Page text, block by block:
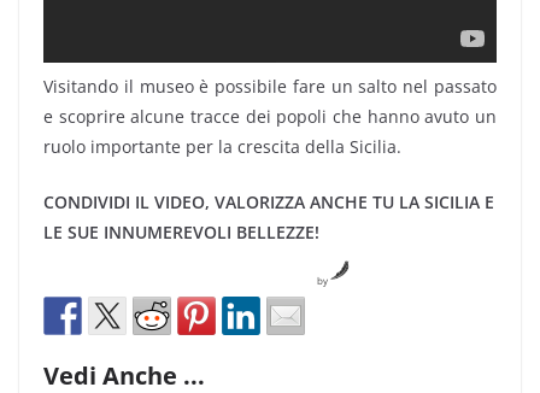
Visitando il museo è possibile fare un salto nel passato
e scoprire alcune tracce dei popoli che hanno avuto un
ruolo importante per la crescita della Sicilia.
CONDIVIDI IL VIDEO, VALORIZZA ANCHE TU LA SICILIA E
LE SUE INNUMEREVOLI BELLEZZE!
by
Vedi Anche ...